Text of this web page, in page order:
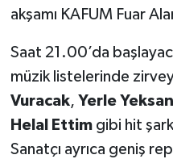
akşamı KAFUM Fuar
Saat 21.00’da
müzik listelerinde
Vuracak, Yerle Yeksan
Helal Ettimgibi hit
Sanatçı ayrıca geniş
SEÇİM 2011
ÜÇÜNCÜ SAYFA
BİLİMNET
Yemek